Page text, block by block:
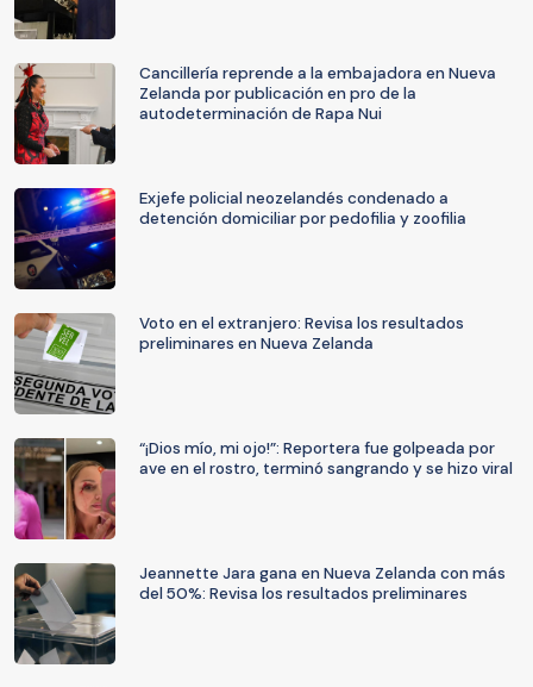
Cancillería reprende a la embajadora en Nueva
Zelanda por publicación en pro de la
autodeterminación de Rapa Nui
Exjefe policial neozelandés condenado a
detención domiciliar por pedofilia y zoofilia
Voto en el extranjero: Revisa los resultados
preliminares en Nueva Zelanda
“¡Dios mío, mi ojo!”: Reportera fue golpeada por
ave en el rostro, terminó sangrando y se hizo viral
Jeannette Jara gana en Nueva Zelanda con más
del 50%: Revisa los resultados preliminares